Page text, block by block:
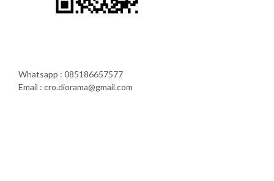
Whatsapp : 085186657577
Email : cro.diorama@gmail.com